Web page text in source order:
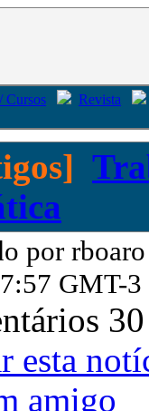
Cursos
Revista
por
GMT-
amigo